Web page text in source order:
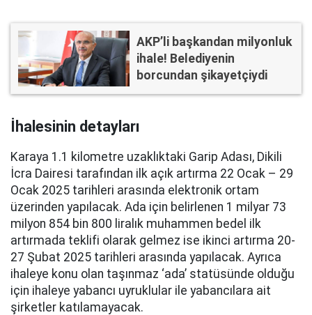
AKP’li başkandan milyonluk
ihale! Belediyenin
borcundan şikayetçiydi
İhalesinin detayları
Karaya 1.1 kilometre uzaklıktaki Garip Adası, Dikili
İcra Dairesi tarafından ilk açık artırma 22 Ocak – 29
Ocak 2025 tarihleri arasında elektronik ortam
üzerinden yapılacak. Ada için belirlenen 1 milyar 73
milyon 854 bin 800 liralık muhammen bedel ilk
artırmada teklifi olarak gelmez ise ikinci artırma 20-
27 Şubat 2025 tarihleri arasında yapılacak. Ayrıca
ihaleye konu olan taşınmaz ‘ada’ statüsünde olduğu
için ihaleye yabancı uyruklular ile yabancılara ait
şirketler katılamayacak.